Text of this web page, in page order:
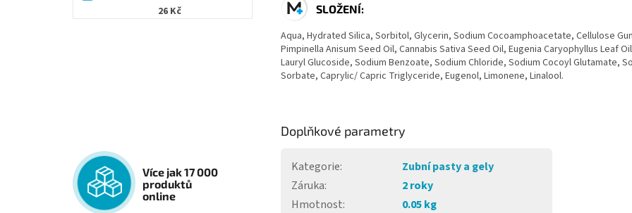
26 Kč
Více jak 17 000
produktů
online
SLOŽENÍ:
Aqua, Hydrated Silica, Sorbitol, Glycerin, Sodium Cocoamphoacetate, Cellulose
Pimpinella Anisum Seed Oil, Cannabis Sativa Seed Oil, Eugenia Caryophyllus Leaf
Lauryl Glucoside, Sodium Benzoate, Sodium Chloride, Sodium Cocoyl Glutamate,
Sorbate, Caprylic/ Capric Triglyceride, Eugenol, Limonene, Linalool.
Doplňkové parametry
Kategorie:
Zubní pasty a gely
Záruka:
2 roky
Hmotnost:
0.05 kg